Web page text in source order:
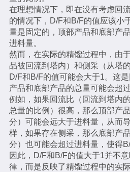
在理想情况下，即在没有考虑回
的情况下，D/F和B/F的值应该小
量是固定的，顶部产品和底部产
进料量。
然而，在实际的精馏过程中，由
品被回流到塔内）和侧采（从塔
D/F和B/F的值可能会大于1。这
产品和底部产品的总量可能会超
例如，如果回流比（回流到塔内
总量的比例）很高，那么顶部产
分）可能会远大于进料量，从而
样，如果存在侧采，那么底部产
分）也可能会超过进料量，使得
因此，D/F和B/F的值大于1并不
律，而是反映了精馏过程中的实际